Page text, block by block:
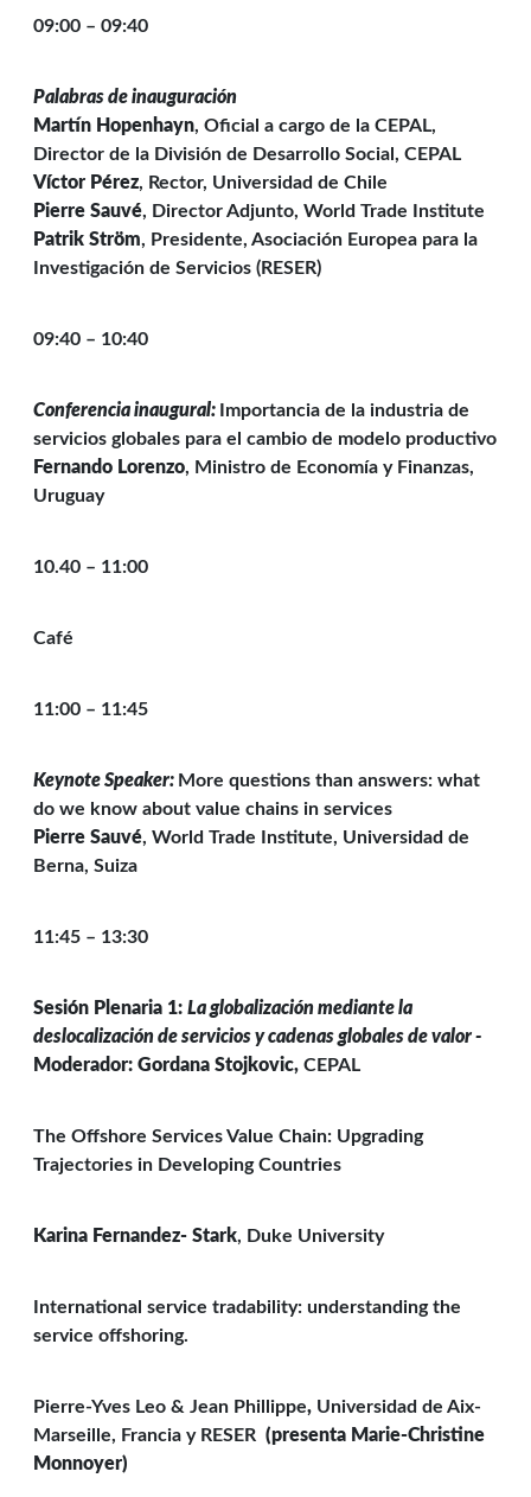
09:00 – 09:40
Palabras de inauguración
Martín Hopenhayn, Oficial a cargo de la CEPAL,
Director de la División de Desarrollo Social, CEPAL
Víctor Pérez, Rector, Universidad de Chile
Pierre Sauvé, Director Adjunto, World Trade Institute
Patrik Ström, Presidente, Asociación Europea para la
Investigación de Servicios (RESER)
09:40 – 10:40
Conferencia inaugural: Importancia de la industria de
servicios globales para el cambio de modelo productivo
Fernando Lorenzo, Ministro de Economía y Finanzas,
Uruguay
10.40 – 11:00
Café
11:00 – 11:45
Keynote Speaker: More questions than answers: what
do we know about value chains in services
Pierre Sauvé, World Trade Institute, Universidad de
Berna, Suiza
11:45 – 13:30
Sesión Plenaria 1: La globalización mediante la
deslocalización de servicios y cadenas globales de valor -
Moderador: Gordana Stojkovic, CEPAL
The Offshore Services Value Chain: Upgrading
Trajectories in Developing Countries
Karina Fernandez- Stark, Duke University
International service tradability: understanding the
service offshoring.
Pierre-Yves Leo & Jean Phillippe, Universidad de Aix-
Marseille, Francia y RESER (presenta Marie-Christine
Monnoyer)